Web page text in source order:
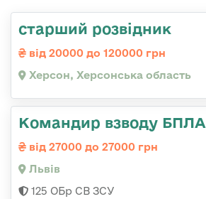
старший розвідник
від 20000 до 120000 грн
Херсон, Херсонська область
Командир взводу БПЛА
від 27000 до 27000 грн
Львів
125 ОБр СВ ЗСУ